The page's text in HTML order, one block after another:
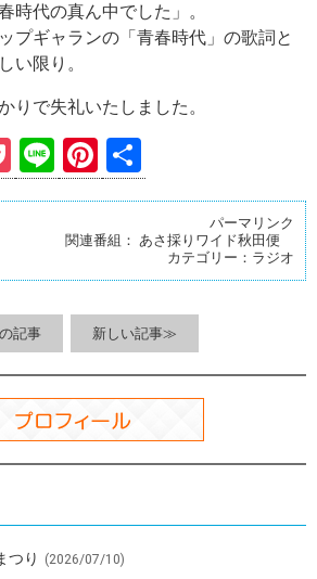
時代の真ん中でした」。
プギャランの「青春時代」の歌詞と
い限り。
りで失礼いたしました。
P
o
Li
n
e
Pi
nt
er
es
t
有
パーマリンク
関連番組： あさ採りワイド秋田便
カテゴリー： ラジオ
記事 新しい記事≫
つり (2026/07/10)